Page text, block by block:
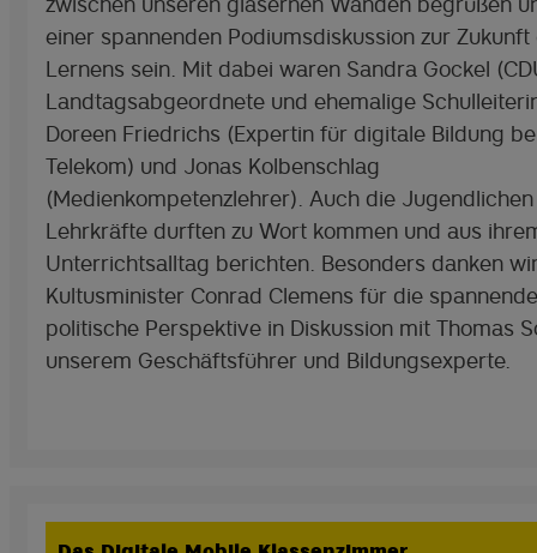
einer spannenden Podiumsdiskussion zur Zukunft
Lernens sein. Mit dabei waren Sandra Gockel
Landtagsabgeordnete und ehemalige
Doreen Friedrichs (Expertin für digitale Bildung
Telekom) und Jonas Kolbenschlag
(Medienkompetenzlehrer). Auch die
Lehrkräfte durften zu Wort kommen und aus
Unterrichtsalltag berichten. Besonders danken
Kultusminister Conrad Clemens für die spannende
politische Perspektive in Diskussion mit Thomas
unserem Geschäftsführer und Bildungsexperte.